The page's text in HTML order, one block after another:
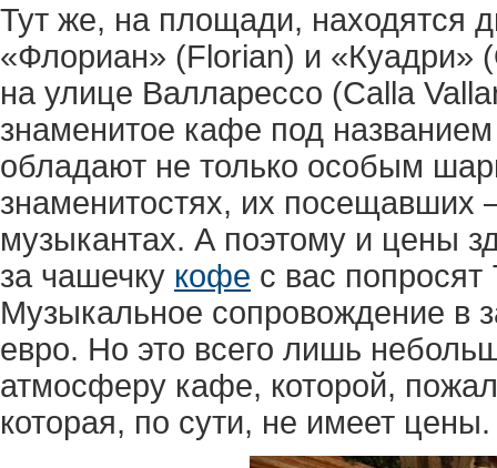
Тут же, на площади, находятся
«Флориан» (Florian) и «Куадри»
на улице Валларессо (Calla
знаменитое кафе под названием
обладают не только особым
знаменитостях, их посещавших
музыкантах. А поэтому и цены
за чашечку кофе с вас
Музыкальное сопровождение в
евро. Но это всего лишь
атмосферу кафе, которой,
которая, по сути, не имеет цены.